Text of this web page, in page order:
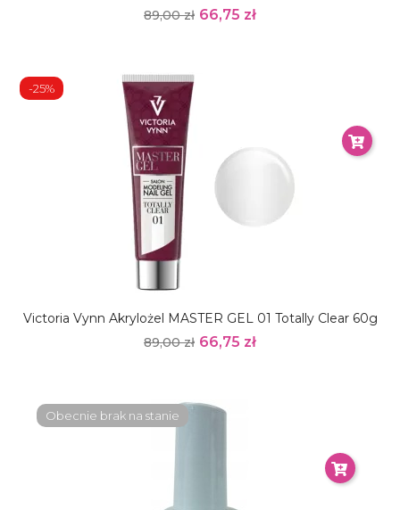
89,00 zł 66,75 zł
Victoria Vynn Akrylożel MASTER GEL 01 Totally Clear 60g
89,00 zł 66,75 zł
-25%
Obecnie brak na stanie